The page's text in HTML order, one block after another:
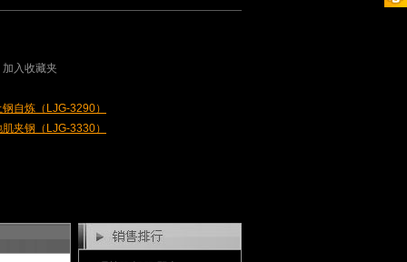
加入收藏夹
自炼（LJG-3290）
夹钢（LJG-3330）